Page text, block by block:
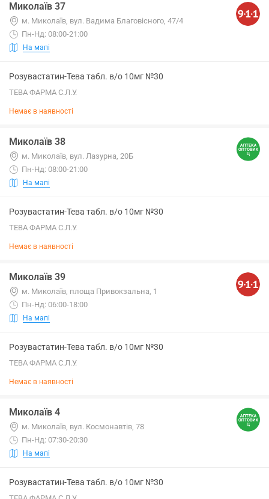
Миколаїв 37
м. Миколаїв, вул. Вадима Благовісного, 47/4
Пн-Нд: 08:00-21:00
На мапі
Розувастатин-Тева табл. в/о 10мг №30
ТЕВА ФАРМА С.Л.У.
Немає в наявності
Миколаїв 38
м. Миколаїв, вул. Лазурна, 20Б
Пн-Нд: 08:00-21:00
На мапі
Розувастатин-Тева табл. в/о 10мг №30
ТЕВА ФАРМА С.Л.У.
Немає в наявності
Миколаїв 39
м. Миколаїв, площа Привокзальна, 1
Пн-Нд: 06:00-18:00
На мапі
Розувастатин-Тева табл. в/о 10мг №30
ТЕВА ФАРМА С.Л.У.
Немає в наявності
Миколаїв 4
м. Миколаїв, вул. Космонавтів, 78
Пн-Нд: 07:30-20:30
На мапі
Розувастатин-Тева табл. в/о 10мг №30